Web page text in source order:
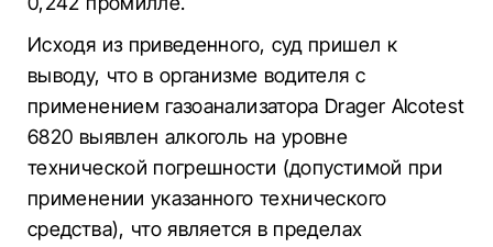
Исходя из приведенного, суд пришел к
выводу, что в организме водителя с
применением газоанализатора Drager Alcotest
6820 выявлен алкоголь на уровне
технической погрешности (допустимой при
применении указанного технического
средства), что является в пределах